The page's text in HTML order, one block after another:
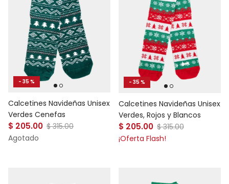
- 35 %
Calcetines Navideñas Unisex
Verdes Cenefas
Precio de venta
$ 205.00 Precio normal
$ 315.00
Agotado
- 35 %
Calcetines Navideñas Unisex
Verdes, Rojos y Blancos
Precio de venta
$ 205.00 Precio normal
$ 315.00
¡Oferta Flash!